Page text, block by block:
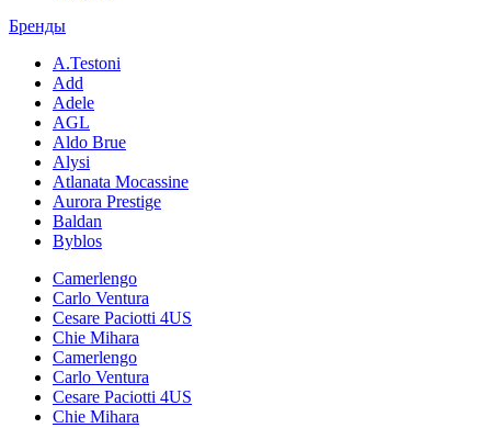
Бренды
A.Testoni
Add
Adele
AGL
Aldo Brue
Alysi
Atlanata Mocassine
Aurora Prestige
Baldan
Byblos
Camerlengo
Carlo Ventura
Cesare Paciotti 4US
Chie Mihara
Camerlengo
Carlo Ventura
Cesare Paciotti 4US
Chie Mihara